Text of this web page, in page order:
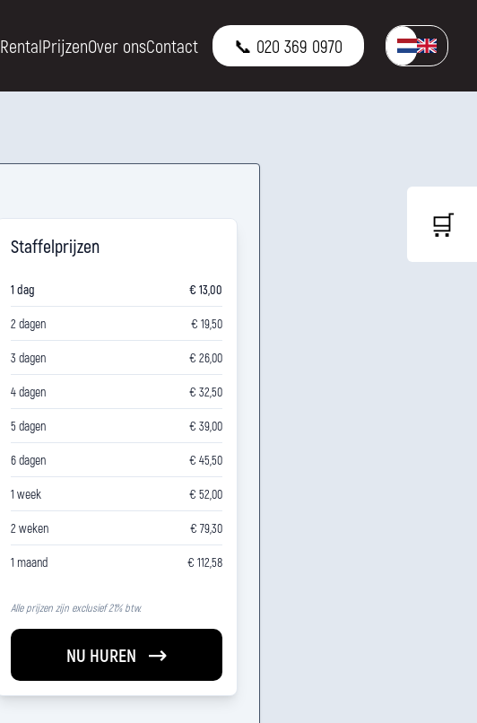
RentalPrijzenOver onsContact 📞 020 369 0970
Staffelprijzen
1 dag € 13,00
2 dagen € 19,50
3 dagen € 26,00
4 dagen € 32,50
5 dagen € 39,00
6 dagen € 45,50
1 week € 52,00
2 weken € 79,30
1 maand € 112,58
Alle prijzen zijn exclusief 21% btw.
NU HUREN
🛒